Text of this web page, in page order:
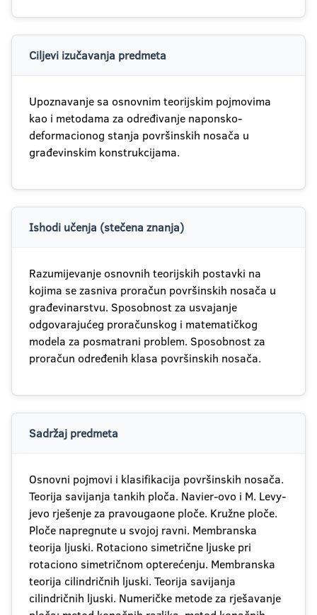
Ciljevi izučavanja predmeta
Upoznavanje sa osnovnim teorijskim pojmovima
kao i metodama za određivanje naponsko-
deformacionog stanja površinskih nosača u
građevinskim konstrukcijama.
Ishodi učenja (stečena znanja)
Razumijevanje osnovnih teorijskih postavki na
kojima se zasniva proračun površinskih nosača u
građevinarstvu. Sposobnost za usvajanje
odgovarajućeg proračunskog i matematičkog
modela za posmatrani problem. Sposobnost za
proračun određenih klasa površinskih nosača.
Sadržaj predmeta
Osnovni pojmovi i klasifikacija površinskih nosača.
Teorija savijanja tankih ploča. Navier-ovo i M. Levy-
jevo rješenje za pravougaone ploče. Kružne ploče.
Ploče napregnute u svojoj ravni. Membranska
teorija ljuski. Rotaciono simetrične ljuske pri
rotaciono simetričnom opterećenju. Membranska
teorija cilindričnih ljuski. Teorija savijanja
cilindričnih ljuski. Numeričke metode za rješavanje